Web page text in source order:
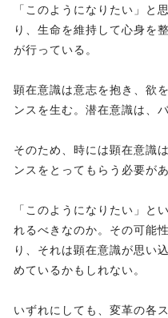
「このようになりたい」と
り、生命を維持して心身を
が行っている。
顕在意識は意志を抱き、欲
ンスを生む。潜在意識は、
そのため、時には顕在意識
ンスをとってもらう必要が
「このようになりたい」と
れるべきなのか。その可能
り、それは顕在意識が思い
めているかもしれない。
いずれにしても、変革の各